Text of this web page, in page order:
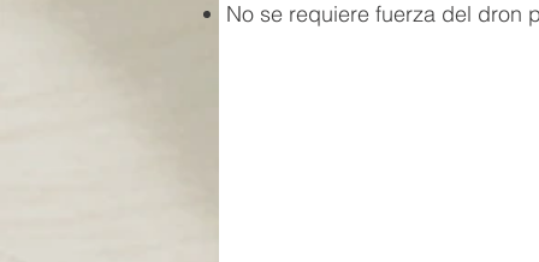
No se requiere fuerza del dron